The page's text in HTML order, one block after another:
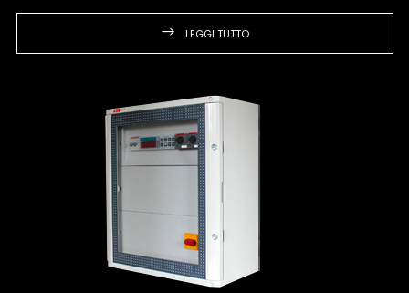
LEGGI TUTTO